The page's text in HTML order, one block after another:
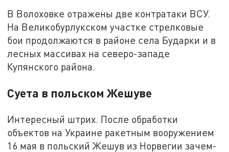
В Волоховке отражены две контратаки ВСУ.
На Великобурлукском участке стрелковые
бои продолжаются в районе села Бударки и в
лесных массивах на северо-западе
Купянского района.
Суета в польском Жешуве
Интересный штрих. После обработки
объектов на Украине ракетным вооружением
16 мая в польский Жешув из Норвегии зачем-